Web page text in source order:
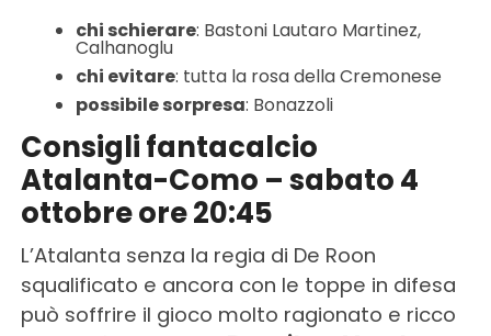
chi schierare: Bastoni Lautaro Martinez,
Calhanoglu
chi evitare: tutta la rosa della Cremonese
possibile sorpresa: Bonazzoli
Consigli fantacalcio
Atalanta-Como – sabato 4
ottobre ore 20:45
L’Atalanta senza la regia di De Roon
squalificato e ancora con le toppe in difesa
può soffrire il gioco molto ragionato e ricco